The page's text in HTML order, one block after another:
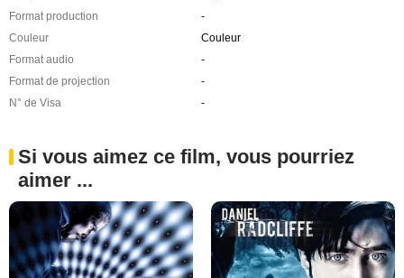
Format production
-
Couleur
Couleur
Format audio
-
Format de projection
-
N° de Visa
-
Si vous aimez ce film, vous pourriez
aimer ...